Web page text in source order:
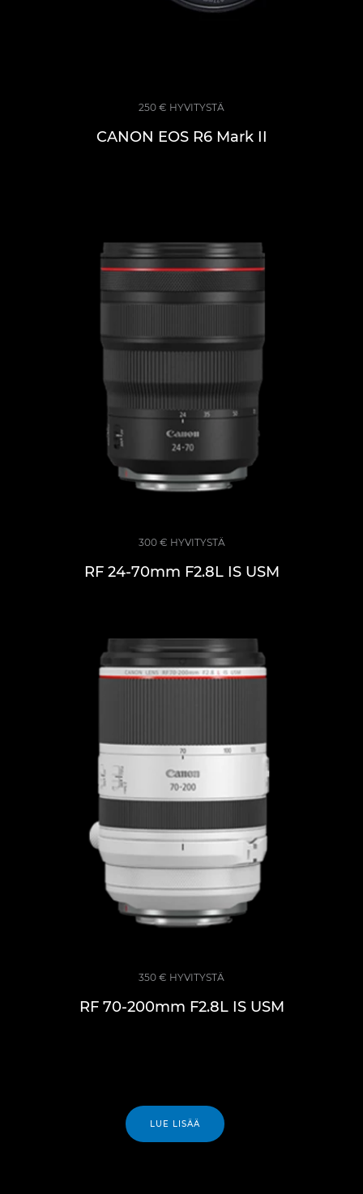
250 € HYVITYSTÄ
CANON EOS R6 Mark II
300 € HYVITYSTÄ
RF 24-70mm F2.8L IS USM
350 € HYVITYSTÄ
RF 70-200mm F2.8L IS USM
LUE LISÄÄ